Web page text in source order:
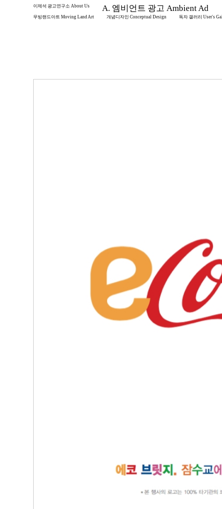
이제석 광고연구소 About Us A. 엠비언트 광고 Ambient Ad
무빙랜드아트 Moving Land Art 개념디자인 Conceptual Design 독자 갤러리 User's